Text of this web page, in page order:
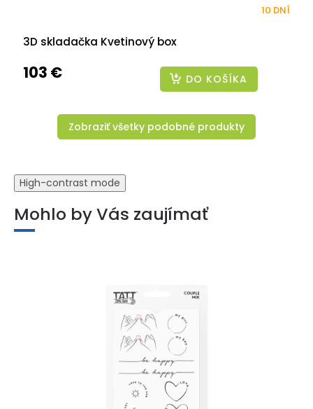
3D skladačka Kvetinový box
10 DNÍ
103 € DO KOŠÍKA
Zobraziť všetky podobné produkty
High-contrast mode
Mohlo by Vás zaujímať